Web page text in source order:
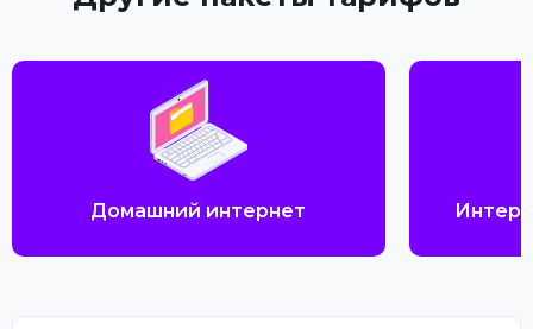
Домашний интернет